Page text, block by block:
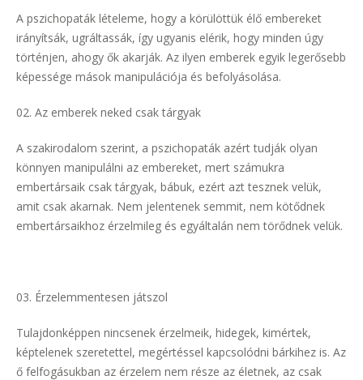
A pszichopaták lételeme, hogy a körülöttük élő embereket
irányítsák, ugráltassák, így ugyanis elérik, hogy minden úgy
történjen, ahogy ők akarják. Az ilyen emberek egyik legerősebb
képessége mások manipulációja és befolyásolása.
Az emberek neked csak tárgyak
A szakirodalom szerint, a pszichopaták azért tudják olyan
könnyen manipulálni az embereket, mert számukra
embertársaik csak tárgyak, bábuk, ezért azt tesznek velük,
amit csak akarnak. Nem jelentenek semmit, nem kötődnek
embertársaikhoz érzelmileg és egyáltalán nem törődnek velük.
Érzelemmentesen játszol
Tulajdonképpen nincsenek érzelmeik, hidegek, kimértek,
képtelenek szeretettel, megértéssel kapcsolódni bárkihez is. Az
ő felfogásukban az érzelem nem része az életnek, az csak